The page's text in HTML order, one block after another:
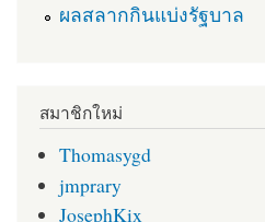
ผลสลากกินแบ่งรัฐบาล
สมาชิกใหม่
Thomasygd
jmprary
JosephKix